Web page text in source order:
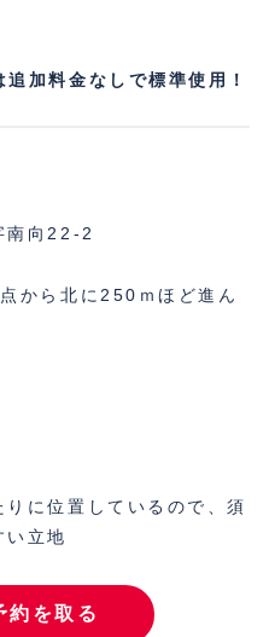
加料金なしで標準使用！
南向22-2
から北に250ｍほど進ん
に位置しているので、須
い立地
約を取る